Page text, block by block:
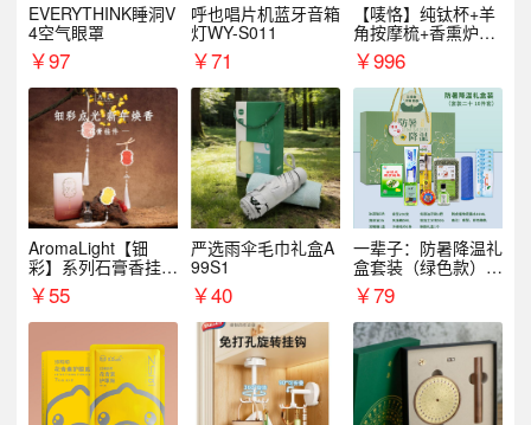
EVERYTHINK睡洞V
4空气眼罩
￥97
呼也唱片机蓝牙音箱
灯WY-S011
￥71
【唛恪】纯钛杯+羊
角按摩梳+香熏炉
+气垫梳
￥996
AromaLight【钿
彩】系列石膏香挂
（代发香味随机）
￥55
严选雨伞毛巾礼盒A
99S1
￥40
一辈子：防暑降温礼
盒套装（绿色款）支
持自由搭配
￥79